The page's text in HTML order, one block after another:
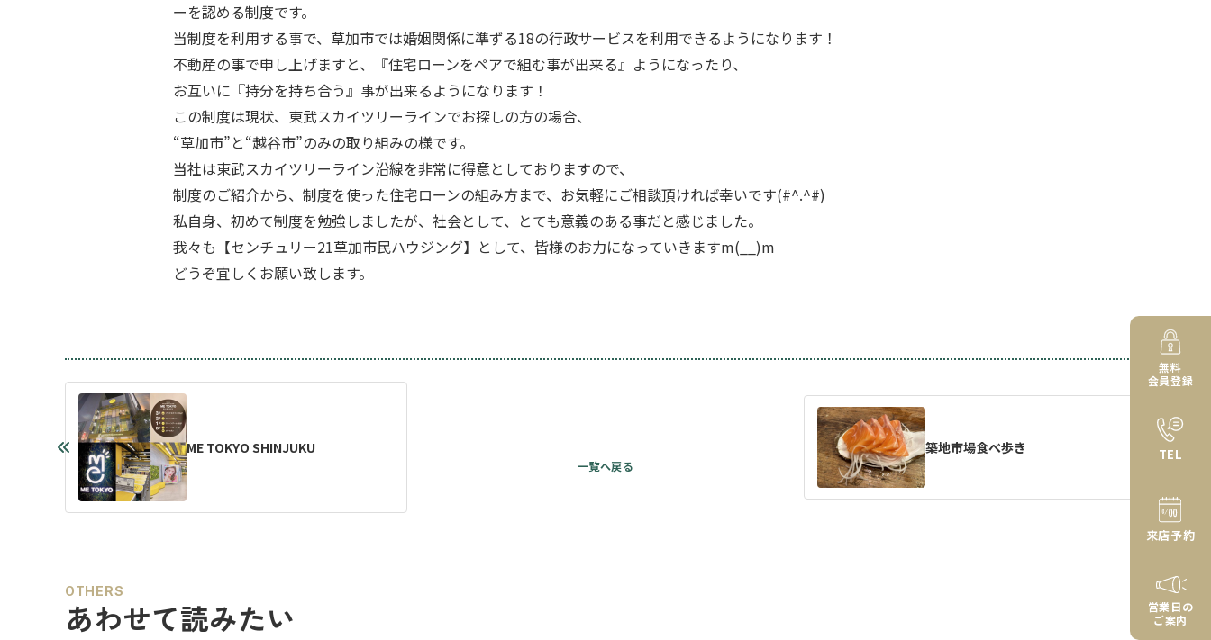
ーを認める制度です。
当制度を利用する事で、草加市では婚姻関係に準ずる18の行政サービスを利用できるようになります！
不動産の事で申し上げますと、『住宅ローンをペアで組む事が出来る』ようになったり、
お互いに『持分を持ち合う』事が出来るようになります！
この制度は現状、東武スカイツリーラインでお探しの方の場合、
“草加市”と“越谷市”のみの取り組みの様です。
当社は東武スカイツリーライン沿線を非常に得意としておりますので、
制度のご紹介から、制度を使った住宅ローンの組み方まで、お気軽にご相談頂ければ幸いです(#^.^#)
私自身、初めて制度を勉強しましたが、社会として、とても意義のある事だと感じました。
我々も【センチュリー21草加市民ハウジング】として、皆様のお力になっていきますm(__)m
どうぞ宜しくお願い致します。
ME TOKYO SHINJUKU 築地市場食べ歩き
OTHERS
あわせて読みたい
無料
会員登録
TEL
来店予約
営業日の
ご案内